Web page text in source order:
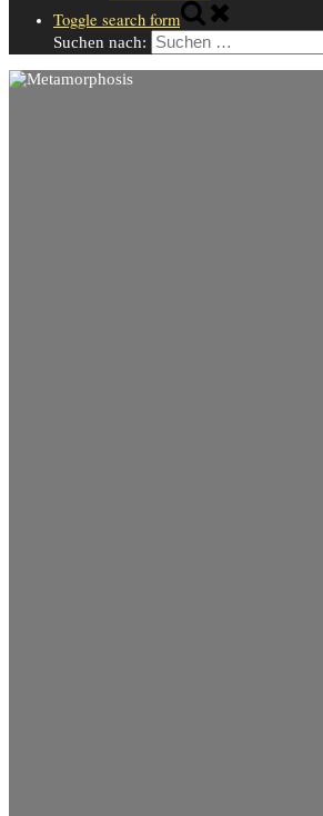
Toggle search form
Suchen nach: